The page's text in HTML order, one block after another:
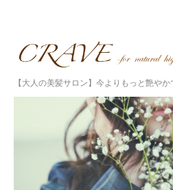
【大人の美髪サロン】今よりもっと艶や